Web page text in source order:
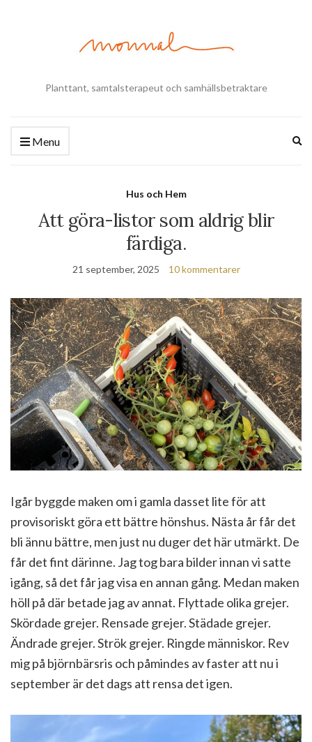
Planttant, samtalsterapeut och samhällsbetraktare
Menu
Hus och Hem
Att göra-listor som aldrig blir
färdiga.
21 september, 2025 10 kommentarer
Igår byggde maken om i gamla dasset lite för att
provisoriskt göra ett bättre hönshus. Nästa år får det
bli ännu bättre, men just nu duger det här utmärkt. De
får det fint därinne. Jag tog bara bilder innan vi satte
igång, så det får jag visa en annan gång. Medan maken
höll på där betade jag av annat. Flyttade olika grejer.
Skördade grejer. Rensade grejer. Städade grejer.
Ändrade grejer. Strök grejer. Ringde människor. Rev
mig på björnbärsris och påmindes av faster att nu i
september är det dags att rensa det igen.